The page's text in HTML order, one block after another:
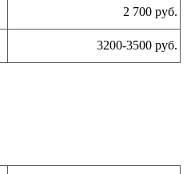
2 700 руб.
3200-3500 руб.